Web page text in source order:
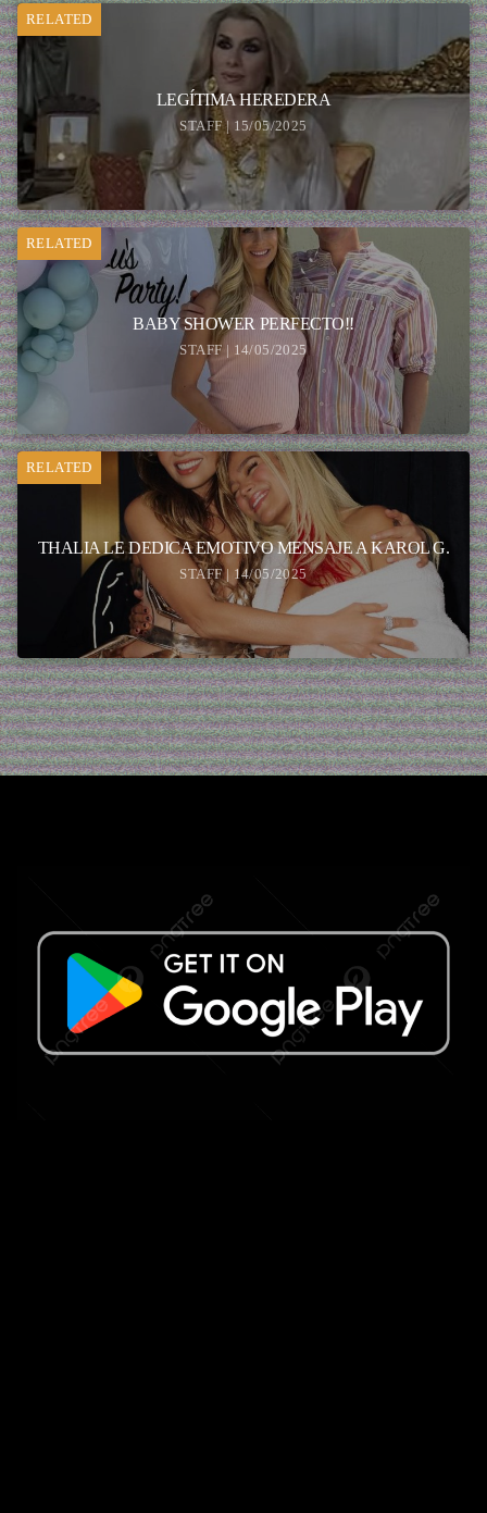
RELATED
LEGÍTIMA HEREDERA
STAFF | 15/05/2025
RELATED
BABY SHOWER PERFECTO!!
STAFF | 14/05/2025
RELATED
THALIA LE DEDICA EMOTIVO MENSAJE A KAROL G.
STAFF | 14/05/2025